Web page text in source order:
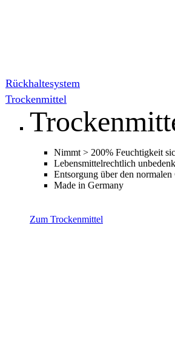
Rückhaltesystem
Trockenmittel
Nimmt > 200% Feuchtigkeit
Lebensmittelrechtlich
Entsorgung über den
Made in Germany
Zum Trockenmittel